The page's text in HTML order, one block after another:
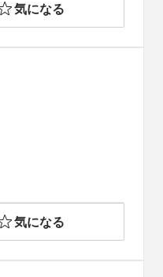
気になる
気になる